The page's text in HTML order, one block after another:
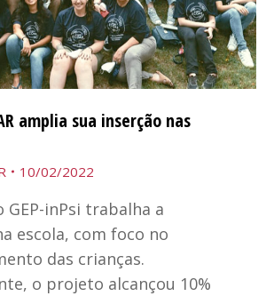
amplia sua inserção nas
10/02/2022
GEP-inPsi trabalha a
escola, com foco no
das crianças.
o projeto alcançou 10%